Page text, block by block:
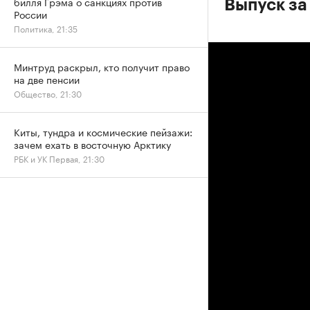
Выпуск
России
Политика, 21:35
Минтруд раскрыл, кто получит право
на две пенсии
Общество, 21:30
Киты, тундра и космические пейзажи:
зачем ехать в восточную Арктику
РБК и УК Первая, 21:30